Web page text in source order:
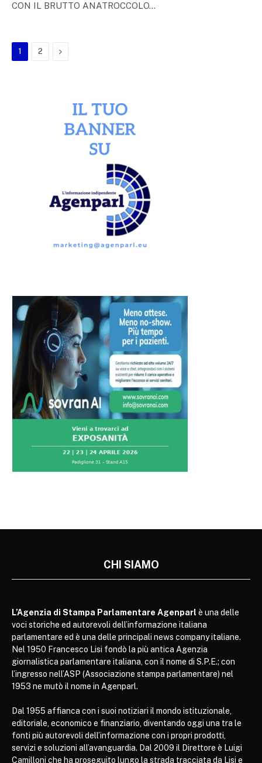
CON IL BRUTTO ANATROCCOLO…
1 2 Next
CHI SIAMO
L’Agenzia di Stampa Parlamentare Agenparl è una delle
voci storiche ed autorevoli dell’informazione italiana
parlamentare ed è una delle principali news company italiane.
Nel 1950 Francesco Lisi fondò la più antica Agenzia
giornalistica parlamentare italiana, con il nome di S.P.E.; con
l’ingresso nell’ASP (Associazione stampa parlamentare) nel
1953 ne mutò il nome in Agenparl.
Dal 1955 affianca con i suoi notiziari il mondo istituzionale,
editoriale, economico e finanziario, diventando oggi una tra le
fonti più autorevoli dell’informazione con i propri prodotti,
servizi e soluzioni all’avanguardia. Dal 2009 il Direttore è Luigi
Camilloni che ha proseguito lungo la strada tracciata da Lisi e